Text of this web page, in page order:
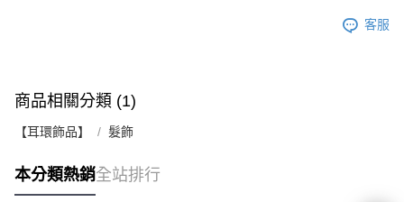
客服
商品相關分類 (1)
【耳環飾品】 髮飾
本分類熱銷全站排行